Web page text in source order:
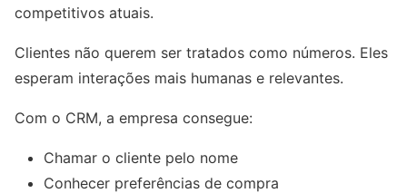
competitivos atuais.
Clientes não querem ser tratados como números. Eles
esperam interações mais humanas e relevantes.
Com o CRM, a empresa consegue:
Chamar o cliente pelo nome
Conhecer preferências de compra